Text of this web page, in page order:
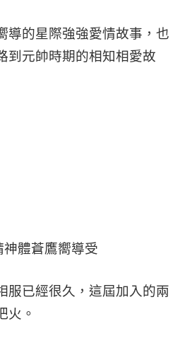
導的星際強強愛情故事，也
到元帥時期的相知相愛故
體蒼鷹嚮導受
服已經很久，這屆加入的兩
火。